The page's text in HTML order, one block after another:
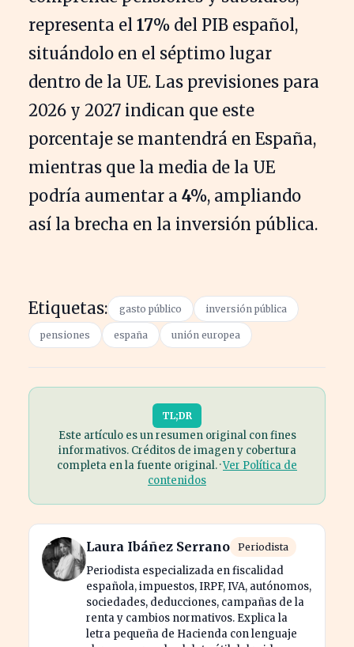
representa el 17% del PIB español,
situándolo en el séptimo lugar
dentro de la UE. Las previsiones para
2026 y 2027 indican que este
porcentaje se mantendrá en España,
mientras que la media de la UE
podría aumentar a 4%, ampliando
así la brecha en la inversión pública.
Etiquetas: gasto público inversión pública
pensiones españa unión europea
TL;DR
Este artículo es un resumen original con fines
informativos. Créditos de imagen y cobertura
completa en la fuente original. ·Ver Política de
contenidos
Laura Ibáñez Serrano Periodista
Periodista especializada en fiscalidad
española, impuestos, IRPF, IVA, autónomos,
sociedades, deducciones, campañas de la
renta y cambios normativos. Explica la
letra pequeña de Hacienda con lenguaje